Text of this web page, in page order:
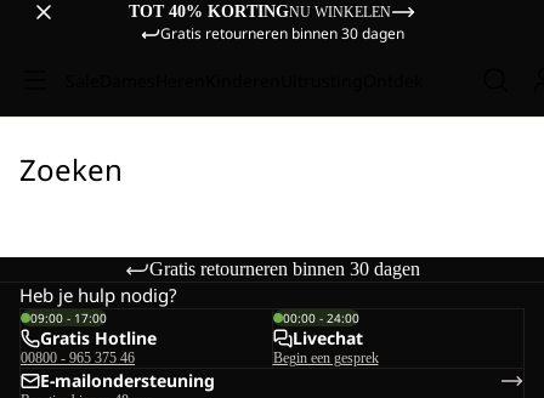
TOT 40% KORTINGNU WINKELEN
Gratis retourneren binnen 30 dagen
Zoeken
Gratis retourneren binnen 30 dagen
Heb je hulp nodig?
09:00 - 17:00
Gratis Hotline
00800 - 965 375 46
00:00 - 24:00
Livechat
Begin een gesprek
E-mailondersteuning